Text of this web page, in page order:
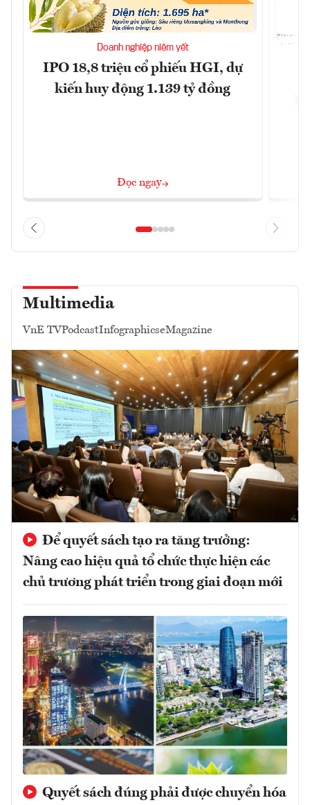
Doanh nghiệp niêm yết
IPO 18,8 triệu cổ phiếu HGI, dự
kiến huy động 1.139 tỷ đồng
Đọc ngay
Multimedia
VnE TVPodcastInfographicseMagazine
Để quyết sách tạo ra tăng trưởng:
Nâng cao hiệu quả tổ chức thực hiện các
chủ trương phát triển trong giai đoạn mới
Quyết sách đúng phải được chuyển hóa